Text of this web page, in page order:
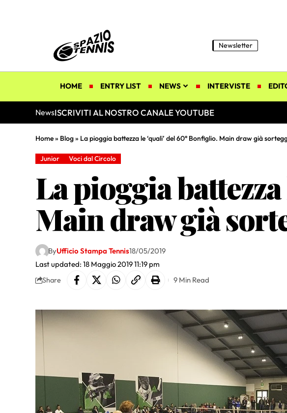
Newsletter
HOME ENTRY LIST NEWS INTERVISTE
NewsISCRIVITI AL NOSTRO CANALE YOUTUBE
Home» Blog» La pioggia battezza le ‘quali’ del 60° Bonfiglio. Main draw già
Junior Voci dal Circolo
La pioggia
Main draw già
Last updated: 18 Maggio 2019 11:19 pm
ByUfficio Stampa Tennis18/05/2019
Share 9 Min Read